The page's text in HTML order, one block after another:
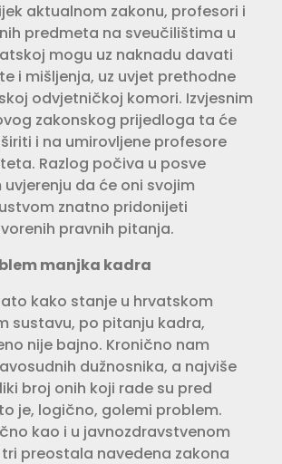
aktualnom zakonu, profesori i
predmeta na sveučilištima u
mogu uz naknadu davati
i mišljenja, uz uvjet prethodne
odvjetničkoj komori. Izvjesnim
zakonskog prijedloga ta će
i na umirovljene profesore
Razlog počiva u posve
da će oni svojim
znatno pridonijeti
pravnih pitanja.
manjka kadra
kako stanje u hrvatskom
sustavu, po pitanju kadra,
nije bajno. Kronično nam
dužnosnika, a najviše
broj onih koji rade su pred
je, logično, golemi problem.
kao i u javnozdravstvenom
preostala navedena zakona